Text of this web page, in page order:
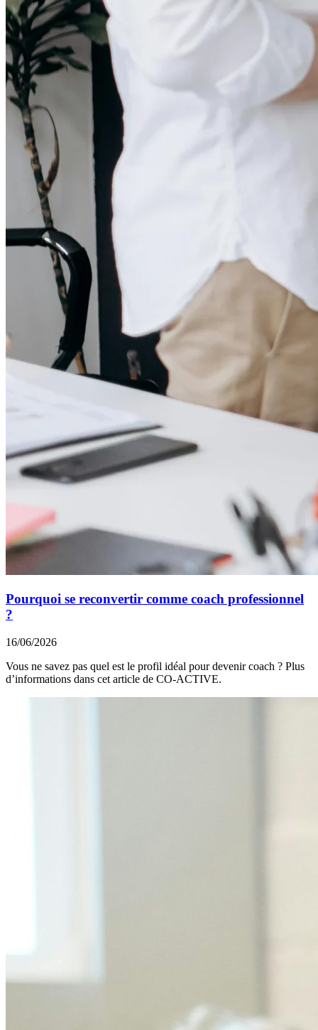
Pourquoi se reconvertir comme coach professionnel
?
16/06/2026
Vous ne savez pas quel est le profil idéal pour devenir coach ? Plus
d’informations dans cet article de CO-ACTIVE.